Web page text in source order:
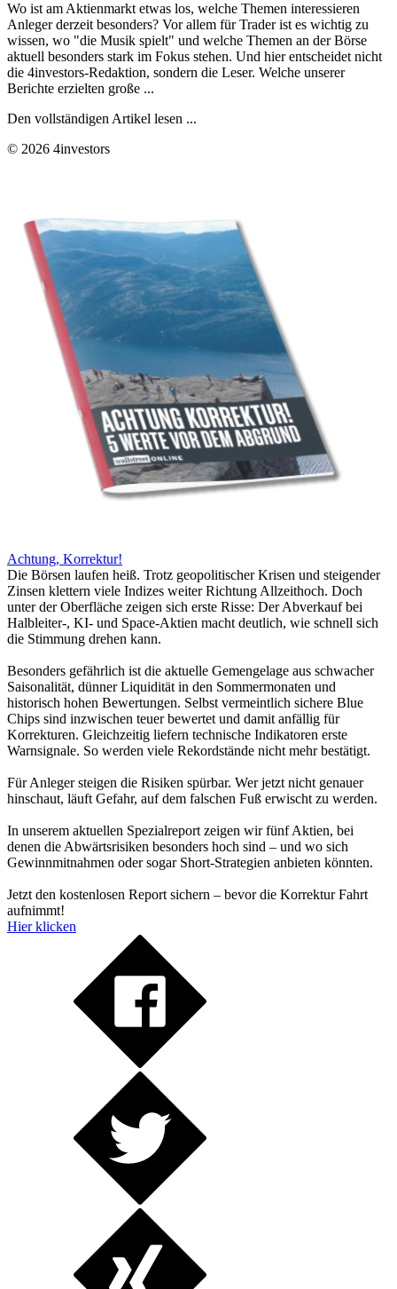
Wo ist am Aktienmarkt etwas los, welche Themen interessieren
Anleger derzeit besonders? Vor allem für Trader ist es wichtig zu
wissen, wo "die Musik spielt" und welche Themen an der Börse
aktuell besonders stark im Fokus stehen. Und hier entscheidet nicht
die 4investors-Redaktion, sondern die Leser. Welche unserer
Berichte erzielten große ...
Den vollständigen Artikel lesen ...
© 2026 4investors
Achtung, Korrektur!
Die Börsen laufen heiß. Trotz geopolitischer Krisen und steigender
Zinsen klettern viele Indizes weiter Richtung Allzeithoch. Doch
unter der Oberfläche zeigen sich erste Risse: Der Abverkauf bei
Halbleiter-, KI- und Space-Aktien macht deutlich, wie schnell sich
die Stimmung drehen kann.
Besonders gefährlich ist die aktuelle Gemengelage aus schwacher
Saisonalität, dünner Liquidität in den Sommermonaten und
historisch hohen Bewertungen. Selbst vermeintlich sichere Blue
Chips sind inzwischen teuer bewertet und damit anfällig für
Korrekturen. Gleichzeitig liefern technische Indikatoren erste
Warnsignale. So werden viele Rekordstände nicht mehr bestätigt.
Für Anleger steigen die Risiken spürbar. Wer jetzt nicht genauer
hinschaut, läuft Gefahr, auf dem falschen Fuß erwischt zu werden.
In unserem aktuellen Spezialreport zeigen wir fünf Aktien, bei
denen die Abwärtsrisiken besonders hoch sind – und wo sich
Gewinnmitnahmen oder sogar Short-Strategien anbieten könnten.
Jetzt den kostenlosen Report sichern – bevor die Korrektur Fahrt
aufnimmt!
Hier klicken